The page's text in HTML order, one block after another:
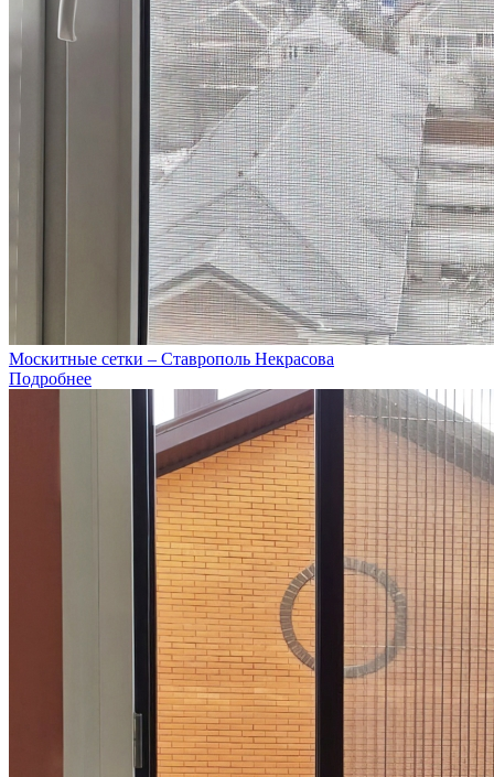
Москитные сетки – Ставрополь Некрасова
Подробнее